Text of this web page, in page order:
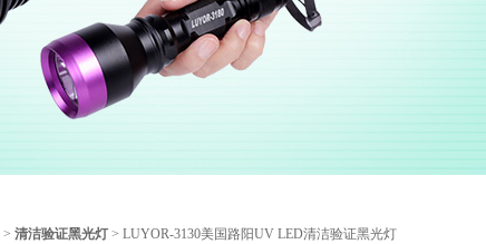
> 清洁验证黑光灯 > LUYOR-3130美国路阳UV LED清洁验证黑光灯